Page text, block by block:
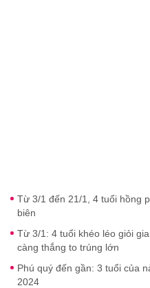
Từ 3/1 đến 21/1, 4 tuổi hồng
biên
Từ 3/1: 4 tuổi khéo léo giỏi
càng thắng to trúng lớn
Phú quý đến gần: 3 tuổi của
2024